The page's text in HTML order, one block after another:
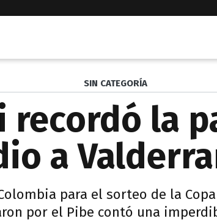
SIN CATEGORÍA
recordó la
a
para el sorteo de la
por el Pibe contó una